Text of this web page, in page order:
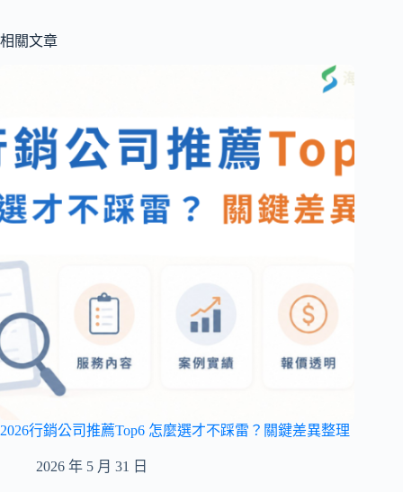
相關文章
2026行銷公司推薦Top6 怎麼選才不踩雷？關鍵差異整理
2026 年 5 月 31 日